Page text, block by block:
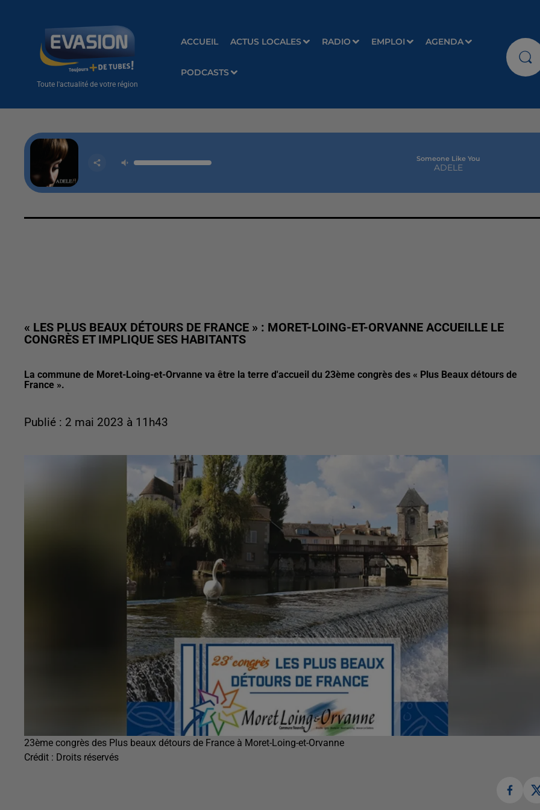
Toute l'actualité de votre région
ACCUEIL ACTUS LOCALES RADIO EMPLOI AGENDA
PODCASTS
Someone Like You
ADELE
« LES PLUS BEAUX DÉTOURS DE FRANCE » : MORET-LOING-ET-ORVANNE ACCUEILLE LE
CONGRÈS ET IMPLIQUE SES HABITANTS
La commune de Moret-Loing-et-Orvanne va être la terre d'accueil du 23ème congrès des « Plus Beaux détours de
France ».
Publié : 2 mai 2023 à 11h43
23ème congrès des Plus beaux détours de France à Moret-Loing-et-Orvanne
Crédit : Droits réservés